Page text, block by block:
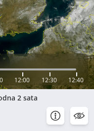
12:00 12:30 12:40
2 sata